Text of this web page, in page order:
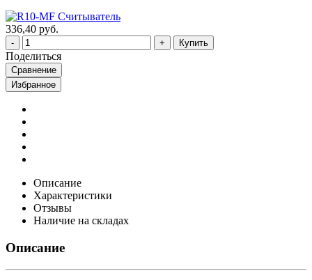
336,40 руб.
Купить
Поделиться
Сравнение
Избранное
Описание
Характеристики
Отзывы
Наличие на складах
Описание